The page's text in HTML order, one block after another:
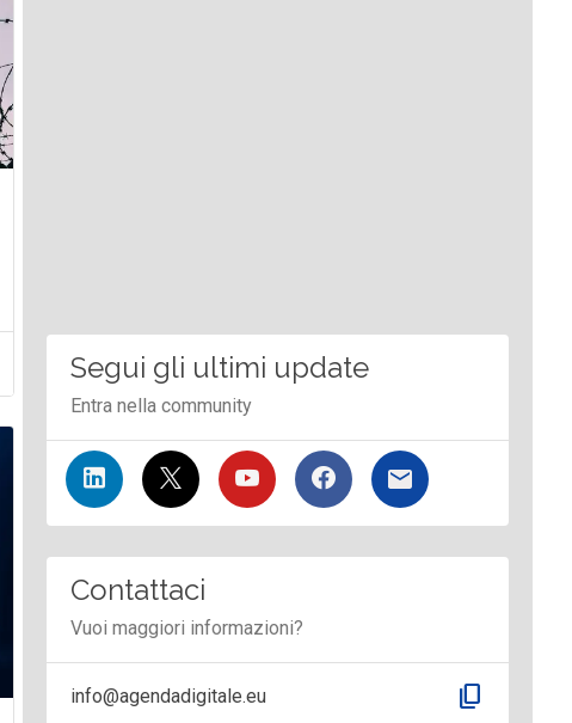
Segui gli ultimi update
Entra nella community
Contattaci
Vuoi maggiori informazioni?
info@agendadigitale.eu content_copy